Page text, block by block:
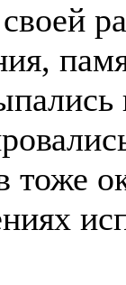
тоже